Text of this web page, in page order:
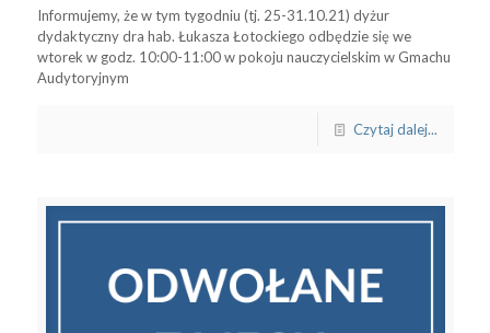
Informujemy, że w tym tygodniu (tj. 25-31.10.21) dyżur
dydaktyczny dra hab. Łukasza Łotockiego odbędzie się we
wtorek w godz. 10:00-11:00 w pokoju nauczycielskim w Gmachu
Audytoryjnym
Czytaj dalej...